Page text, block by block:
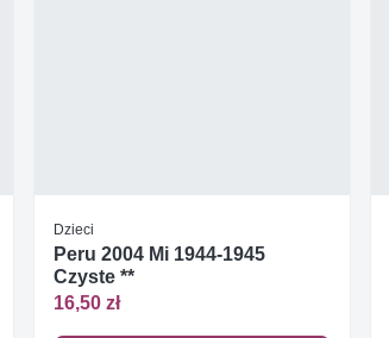
Dzieci
Peru 2004 Mi 1944-1945
Czyste **
16,50 zł